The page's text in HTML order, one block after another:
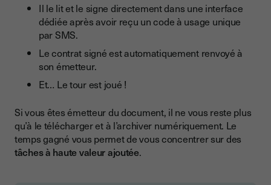
Il le lit et le signe directement dans une interface
dédiée après avoir reçu un code à usage unique
par SMS.
Le contrat signé est automatiquement renvoyé à
son émetteur.
Et… Le tour est joué !
Si vous êtes émetteur du document, il ne vous reste plus
qu’à le télécharger et à l’archiver numériquement. Le
temps gagné vous permet de vous concentrer sur des
tâches à haute valeur ajoutée.